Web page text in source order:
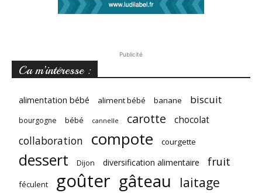
Publicité
Ca m’intéresse :
alimentation bébé aliment bébé banane biscuit
bourgogne bébé cannelle carotte chocolat
collaboration compote courgette
dessert Dijon diversification alimentaire fruit
féculent goûter gâteau laitage